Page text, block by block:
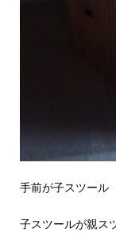
手前が子スツール
子スツールが親ス